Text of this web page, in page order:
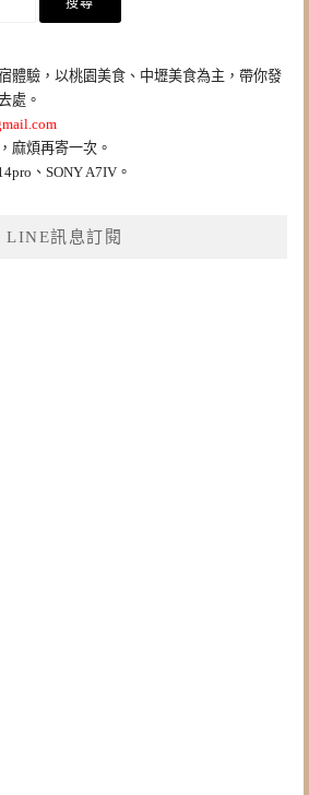
體驗，以桃園美食、中壢美食為主，帶你發
處。
麻煩再寄一次。
、SONY A7IV。
LINE訊息訂閱